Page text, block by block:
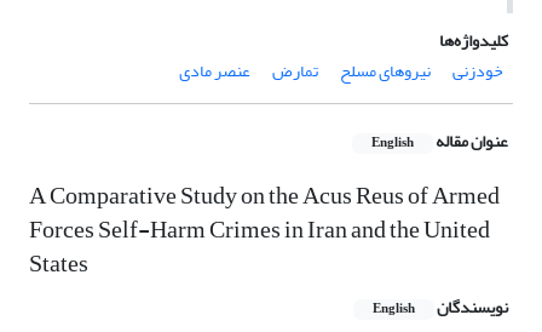
کلیدواژه‌ها
خودزنی
نیروهای مسلح تمارض عنصر مادی
عنوان مقاله English
A Comparative Study on the Acus Reus of Armed
Forces Self-Harm Crimes in Iran and the United
States
نویسندگان English